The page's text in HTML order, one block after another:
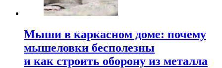
Мыши в каркасном доме: почему
мышеловки бесполезны
и как строить оборону из металла